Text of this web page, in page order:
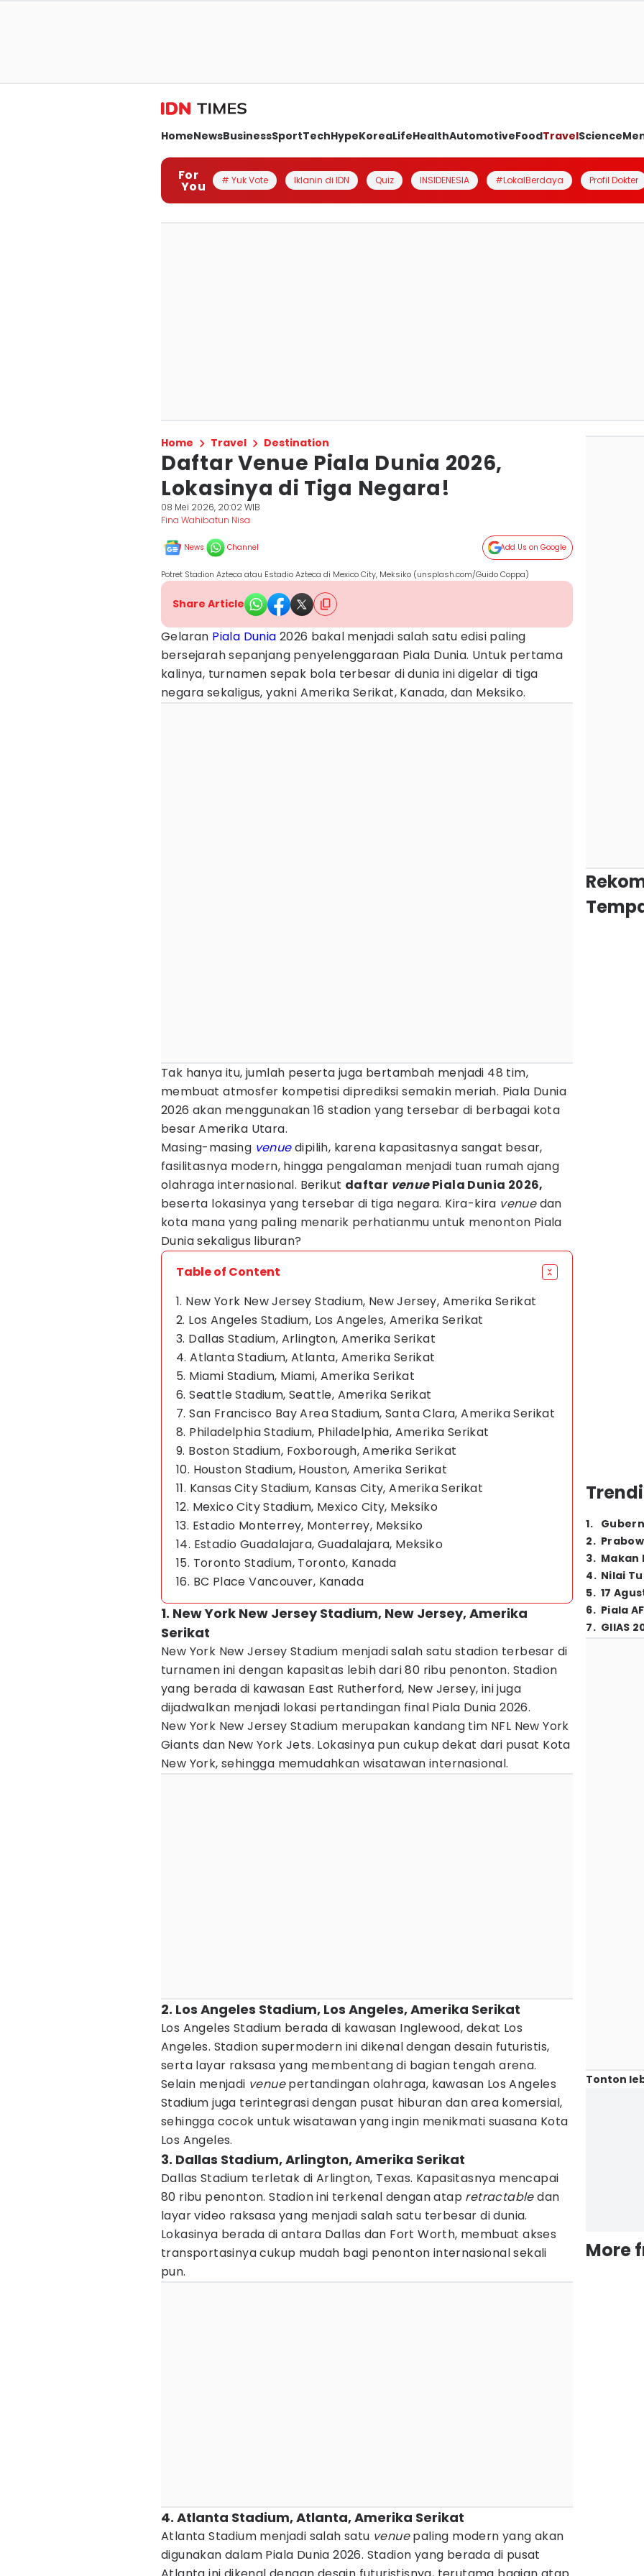
HomeNewsBusinessSportTechHypeKoreaLifeHealthAutomotiveFoodTravelScience
For
You # Yuk Vote Iklanin di IDN Quiz INSIDENESIA #LokalBerdaya Profil Dokter
Home Travel Destination
Daftar Venue Piala Dunia 2026,
Lokasinya di Tiga Negara!
08 Mei 2026, 20:02 WIB
Fina Wahibatun Nisa
News Channel Add Us on Google
Potret Stadion Azteca atau Estadio Azteca di Mexico City, Meksiko (unsplash.com/Guido Coppa)
Share Article
Gelaran Piala Dunia 2026 bakal menjadi salah satu edisi paling
bersejarah sepanjang penyelenggaraan Piala Dunia. Untuk pertama
kalinya, turnamen sepak bola terbesar di dunia ini digelar di tiga
negara sekaligus, yakni Amerika Serikat, Kanada, dan Meksiko.
Tak hanya itu, jumlah peserta juga bertambah menjadi 48 tim,
membuat atmosfer kompetisi diprediksi semakin meriah. Piala Dunia
2026 akan menggunakan 16 stadion yang tersebar di berbagai kota
besar Amerika Utara.
Masing-masing venuedipilih, karena kapasitasnya sangat besar,
fasilitasnya modern, hingga pengalaman menjadi tuan rumah ajang
olahraga internasional. Berikut daftar venuePiala Dunia 2026,
beserta lokasinya yang tersebar di tiga negara. Kira-kira venuedan
kota mana yang paling menarik perhatianmu untuk menonton Piala
Dunia sekaligus liburan?
Table of Content
1. New York New Jersey Stadium, New Jersey, Amerika Serikat
2. Los Angeles Stadium, Los Angeles, Amerika Serikat
3. Dallas Stadium, Arlington, Amerika Serikat
4. Atlanta Stadium, Atlanta, Amerika Serikat
5. Miami Stadium, Miami, Amerika Serikat
6. Seattle Stadium, Seattle, Amerika Serikat
7. San Francisco Bay Area Stadium, Santa Clara, Amerika Serikat
8. Philadelphia Stadium, Philadelphia, Amerika Serikat
9. Boston Stadium, Foxborough, Amerika Serikat
10. Houston Stadium, Houston, Amerika Serikat
11. Kansas City Stadium, Kansas City, Amerika Serikat
12. Mexico City Stadium, Mexico City, Meksiko
13. Estadio Monterrey, Monterrey, Meksiko
14. Estadio Guadalajara, Guadalajara, Meksiko
15. Toronto Stadium, Toronto, Kanada
16. BC Place Vancouver, Kanada
1. New York New Jersey Stadium, New Jersey, Amerika
Serikat
New York New Jersey Stadium menjadi salah satu stadion terbesar di
turnamen ini dengan kapasitas lebih dari 80 ribu penonton. Stadion
yang berada di kawasan East Rutherford, New Jersey, ini juga
dijadwalkan menjadi lokasi pertandingan final Piala Dunia 2026.
New York New Jersey Stadium merupakan kandang tim NFL New York
Giants dan New York Jets. Lokasinya pun cukup dekat dari pusat Kota
New York, sehingga memudahkan wisatawan internasional.
2. Los Angeles Stadium, Los Angeles, Amerika Serikat
Los Angeles Stadium berada di kawasan Inglewood, dekat Los
Angeles. Stadion supermodern ini dikenal dengan desain futuristis,
serta layar raksasa yang membentang di bagian tengah arena.
Selain menjadi venuepertandingan olahraga, kawasan Los Angeles
Stadium juga terintegrasi dengan pusat hiburan dan area komersial,
sehingga cocok untuk wisatawan yang ingin menikmati suasana Kota
Los Angeles.
3. Dallas Stadium, Arlington, Amerika Serikat
Dallas Stadium terletak di Arlington, Texas. Kapasitasnya mencapai
80 ribu penonton. Stadion ini terkenal dengan atap retractabledan
layar video raksasa yang menjadi salah satu terbesar di dunia.
Lokasinya berada di antara Dallas dan Fort Worth, membuat akses
transportasinya cukup mudah bagi penonton internasional sekali
pun.
4. Atlanta Stadium, Atlanta, Amerika Serikat
Atlanta Stadium menjadi salah satu venuepaling modern yang akan
digunakan dalam Piala Dunia 2026. Stadion yang berada di pusat
1.
2.
3. Makan
4. Nilai
5. 17
6. Piala
7. GIIAS
Tonton
More